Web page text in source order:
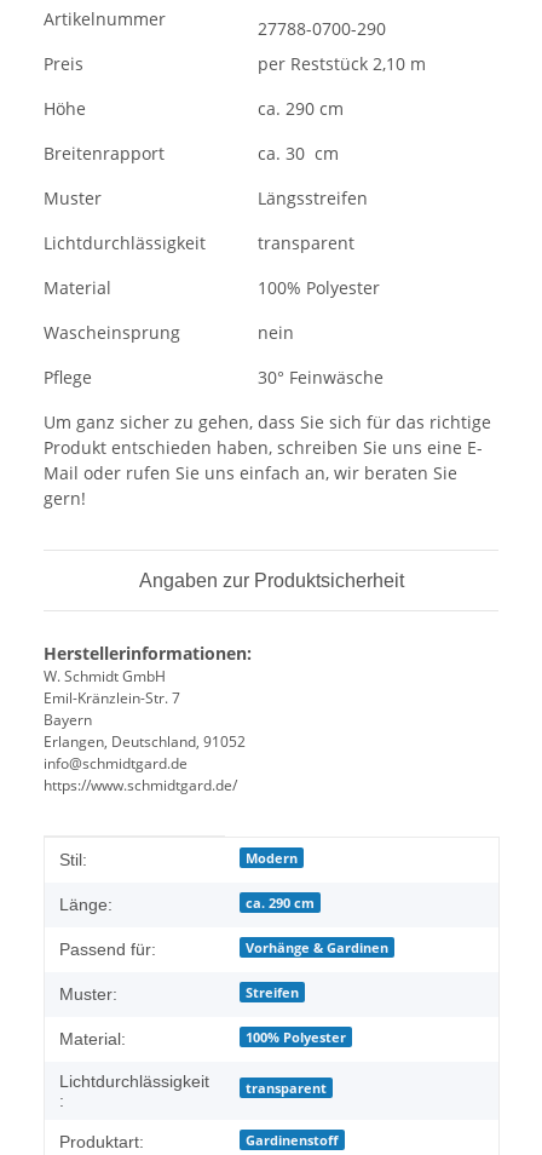
Artikelnummer
27788-0700-290
Preis
per Reststück 2,10 m
Höhe
ca. 290 cm
Breitenrapport
ca. 30 cm
Muster
Längsstreifen
Lichtdurchlässigkeit
transparent
Material
100% Polyester
Wascheinsprung
nein
Pflege
30° Feinwäsche
Um ganz sicher zu gehen, dass Sie sich für das richtige
Produkt entschieden haben, schreiben Sie uns eine E-
Mail oder rufen Sie uns einfach an, wir beraten Sie
gern!
Angaben zur Produktsicherheit
Herstellerinformationen:
W. Schmidt GmbH
Emil-Kränzlein-Str. 7
Bayern
Erlangen, Deutschland, 91052
info@schmidtgard.de
https://www.schmidtgard.de/
Produkteigenschaft
Wert
Stil: Modern
Länge: ca. 290 cm
Passend für: Vorhänge & Gardinen
Muster: Streifen
Material: 100% Polyester
Lichtdurchlässigkeit
:
transparent
Produktart: Gardinenstoff